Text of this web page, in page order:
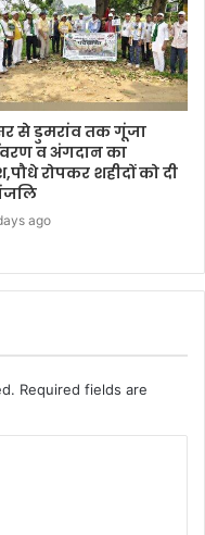
से डुमरांव तक गूंजा
व अंगदान का
रोपकर शहीदों को दी
ago
Required fields are